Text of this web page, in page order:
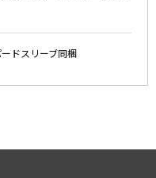
ドスリーブ同梱